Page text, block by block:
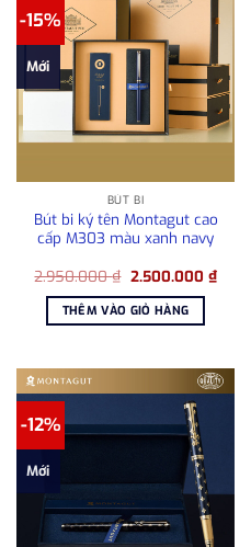
₫.
-15%
Mới
BÚT BI
Bút bi ký tên Montagut cao
cấp M303 màu xanh navy
2.950.000₫ Giá
là:
2.950.000 ₫.
2.500.000 ₫Giá
hiện
THÊM VÀO GIỎ HÀNG
-12%
Mới